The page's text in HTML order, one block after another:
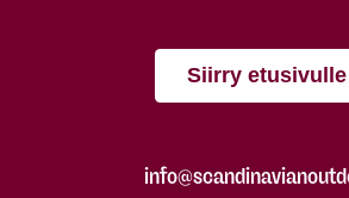
Siirry etusivulle